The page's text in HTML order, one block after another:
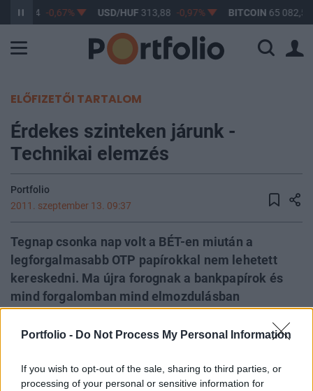
Portfolio - Do Not Process My Personal Information
If you wish to opt-out of the sale, sharing to third parties, or
processing of your personal or sensitive information for
362,94 -0,67% USD/HUF 313,88 -0,97% BITCOIN 65 082,59
ELŐFIZETŐI TARTALOM
Érdekes szinteken járunk -
Technikai elemzés
Portfolio
2011. szeptember 13. 09:37
Tegnap csonka nap volt a BÉT-en miután a
legforgalmasabb OTP papírokkal nem lehetett
kereskedni. Ma újra forognak a bankpapírok és
mind forgalomban mind elmozdulásban
Nézzük, az OTP mellett a MOL és Telekom papírjai
napokban!